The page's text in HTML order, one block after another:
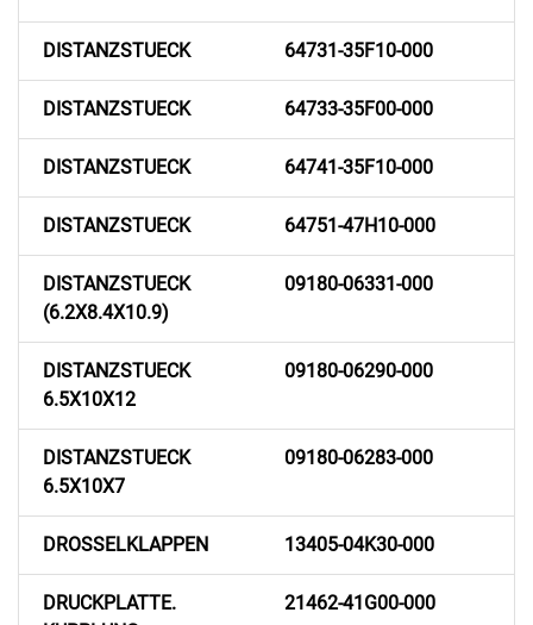
DISTANZSTUECK 64731-35F10-000
DISTANZSTUECK 64733-35F00-000
DISTANZSTUECK 64741-35F10-000
DISTANZSTUECK 64751-47H10-000
DISTANZSTUECK
(6.2X8.4X10.9)
09180-06331-000
DISTANZSTUECK
6.5X10X12
09180-06290-000
DISTANZSTUECK
6.5X10X7
09180-06283-000
DROSSELKLAPPEN 13405-04K30-000
DRUCKPLATTE.
21462-41G00-000